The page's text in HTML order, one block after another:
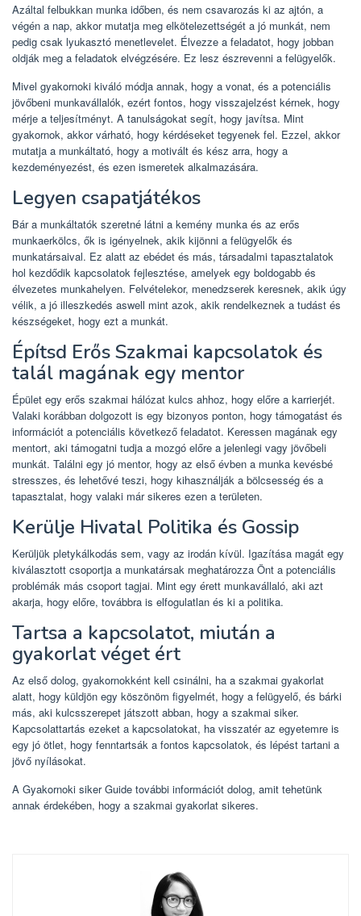
Azáltal felbukkan munka időben, és nem csavarozás ki az ajtón, a
végén a nap, akkor mutatja meg elkötelezettségét a jó munkát, nem
pedig csak lyukasztó menetlevelet. Élvezze a feladatot, hogy jobban
oldják meg a feladatok elvégzésére. Ez lesz észrevenni a felügyelők.
Mivel gyakornoki kiváló módja annak, hogy a vonat, és a potenciális
jövőbeni munkavállalók, ezért fontos, hogy visszajelzést kérnek, hogy
mérje a teljesítményt. A tanulságokat segít, hogy javítsa. Mint
gyakornok, akkor várható, hogy kérdéseket tegyenek fel. Ezzel, akkor
mutatja a munkáltató, hogy a motivált és kész arra, hogy a
kezdeményezést, és ezen ismeretek alkalmazására.
Legyen csapatjátékos
Bár a munkáltatók szeretné látni a kemény munka és az erős
munkaerkölcs, ők is igényelnek, akik kijönni a felügyelők és
munkatársaival. Ez alatt az ebédet és más, társadalmi tapasztalatok
hol kezdődik kapcsolatok fejlesztése, amelyek egy boldogabb és
élvezetes munkahelyen. Felvételekor, menedzserek keresnek, akik úgy
vélik, a jó illeszkedés aswell mint azok, akik rendelkeznek a tudást és
készségeket, hogy ezt a munkát.
Építsd Erős Szakmai kapcsolatok és
talál magának egy mentor
Épület egy erős szakmai hálózat kulcs ahhoz, hogy előre a karrierjét.
Valaki korábban dolgozott is egy bizonyos ponton, hogy támogatást és
információt a potenciális következő feladatot. Keressen magának egy
mentort, aki támogatni tudja a mozgó előre a jelenlegi vagy jövőbeli
munkát. Találni egy jó mentor, hogy az első évben a munka kevésbé
stresszes, és lehetővé teszi, hogy kihasználják a bölcsesség és a
tapasztalat, hogy valaki már sikeres ezen a területen.
Kerülje Hivatal Politika és Gossip
Kerüljük pletykálkodás sem, vagy az irodán kívül. Igazítása magát egy
kiválasztott csoportja a munkatársak meghatározza Önt a potenciális
problémák más csoport tagjai. Mint egy érett munkavállaló, aki azt
akarja, hogy előre, továbbra is elfogulatlan és ki a politika.
Tartsa a kapcsolatot, miután a
gyakorlat véget ért
Az első dolog, gyakornokként kell csinálni, ha a szakmai gyakorlat
alatt, hogy küldjön egy köszönöm figyelmét, hogy a felügyelő, és bárki
más, aki kulcsszerepet játszott abban, hogy a szakmai siker.
Kapcsolattartás ezeket a kapcsolatokat, ha visszatér az egyetemre is
egy jó ötlet, hogy fenntartsák a fontos kapcsolatok, és lépést tartani a
jövő nyílásokat.
A Gyakornoki siker Guide további információt dolog, amit tehetünk
annak érdekében, hogy a szakmai gyakorlat sikeres.